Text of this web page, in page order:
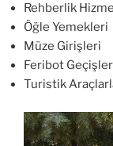
Rehberlik
Öğle Yemekleri
Müze Girişleri
Feribot
Turistik